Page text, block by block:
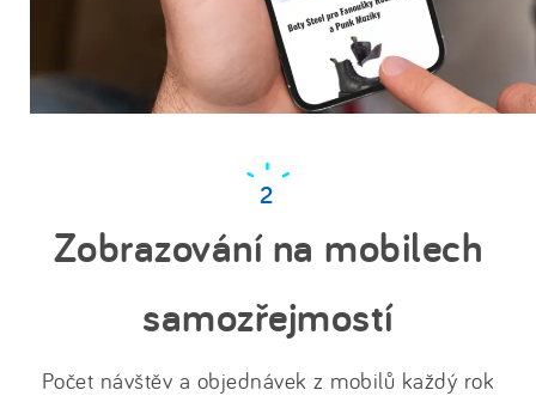
Zobrazování na mobilech
samozřejmostí
Počet návštěv a objednávek z mobilů každý rok